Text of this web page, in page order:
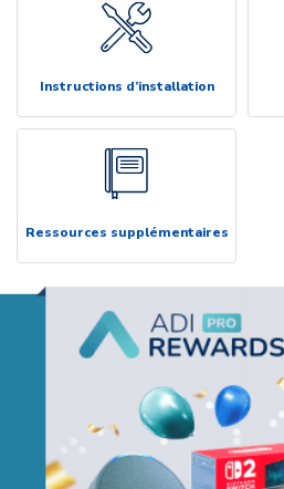
Instructions d’installation
Ressources supplémentaires